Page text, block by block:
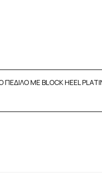
ΠΕΔΙΛΟ ΜΕ BLOCK HEEL